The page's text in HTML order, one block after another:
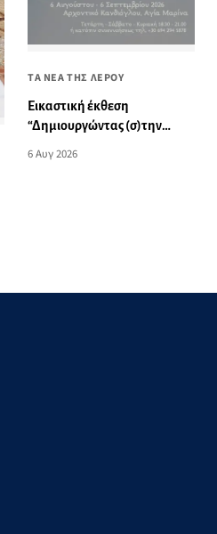
ΤΑ ΝΕΑ ΤΗΣ ΛΕΡΟΥ
Εικαστική έκθεση
“Δημιουργώντας (σ)την
6 Αυγ 2026